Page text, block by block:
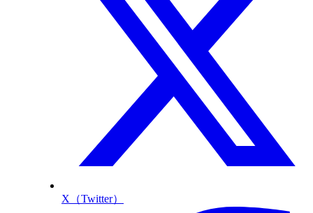
X（Twitter）